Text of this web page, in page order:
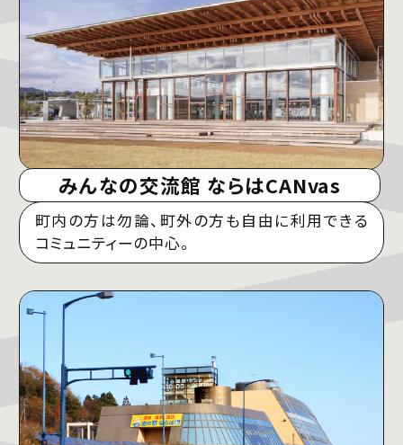
みんなの交流館 ならはCANvas
町内の方は勿論、町外の方も自由に利用できる
コミュニティーの中心。